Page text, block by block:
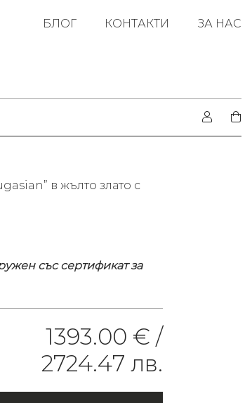
БЛОГ КОНТАКТИ ЗА НАС
в жълто злато с
със сертификат за
1393.00 € /
2724.47 лв.